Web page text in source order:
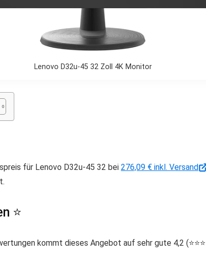
Lenovo D32u-45 32 Zoll 4K Monitor
für Lenovo D32u-45 32 bei 276,09 € inkl. Versand
⭐️
kommt dieses Angebot auf sehr gute 4,2